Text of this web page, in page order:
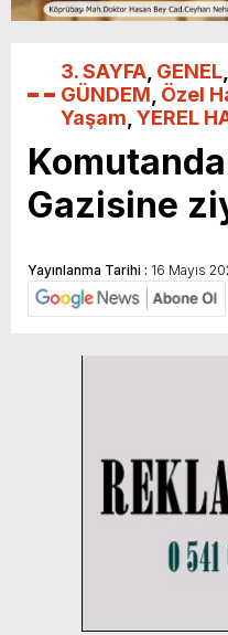
3. SAYFA GENEL
GÜNDEM Özel
Yaşam YEREL
Gazisine
Yayınlanma Tarihi : 16 Mayıs